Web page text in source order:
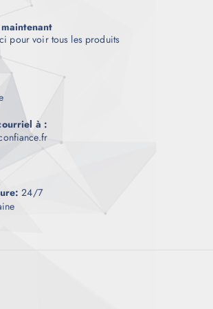
pour voir tous les produits
à :
24/7